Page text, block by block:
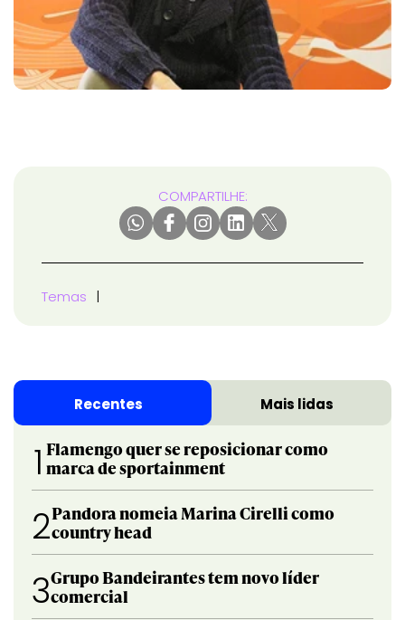
COMPARTILHE:
Temas
Recentes Mais lidas
1 Flamengo quer se reposicionar como
marca de sportainment
2Pandora nomeia Marina Cirelli como
country head
3Grupo Bandeirantes tem novo líder
comercial